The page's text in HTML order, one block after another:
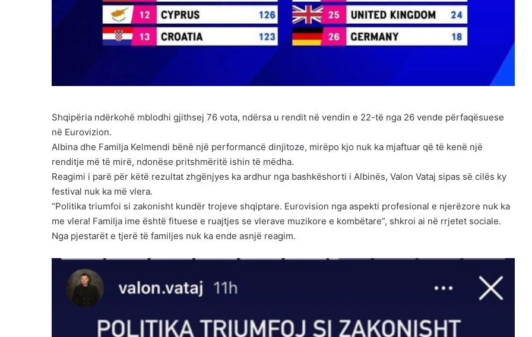
Shqipëria ndërkohë mblodhi gjithsej 76 vota, ndërsa u rendit në vendin e 22-të nga 26 vende përfaqësuese
në Eurovizion.
Albina dhe Familja Kelmendi bënë një performancë dinjitoze, mirëpo kjo nuk ka mjaftuar që të kenë një
renditje më të mirë, ndonëse pritshmëritë ishin të mëdha.
Reagimi i parë për këtë rezultat zhgënjyes ka ardhur nga bashkëshorti i Albinës, Valon Vataj sipas së cilës ky
festival nuk ka më vlera.
“Politika triumfoi si zakonisht kundër trojeve shqiptare. Eurovision nga aspekti profesional e njerëzore nuk ka
me vlera! Familja ime është fituese e ruajtjes se vlerave muzikore e kombëtare”, shkroi ai në rrjetet sociale.
Nga pjestarët e tjerë të familjes nuk ka ende asnjë reagim.